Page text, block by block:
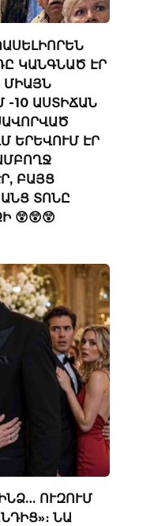
ԿԱՆԳՆԱԾ ԷՐ
ՄԻԱՅՆ
-10 ԱՍՏԻՃԱՆ
ԵՐԵՎՈՒՄ ԷՐ
ԲԱՅՑ
ՏՈՆԸ
😲😲😲
ՈՒԶՈՒՄ
ՆԱ